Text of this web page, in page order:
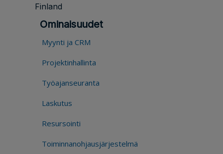
Finland
Ominaisuudet
Myynti ja CRM
Projektinhallinta
Työajanseuranta
Laskutus
Resursointi
Toiminnanohjausjärjestelmä